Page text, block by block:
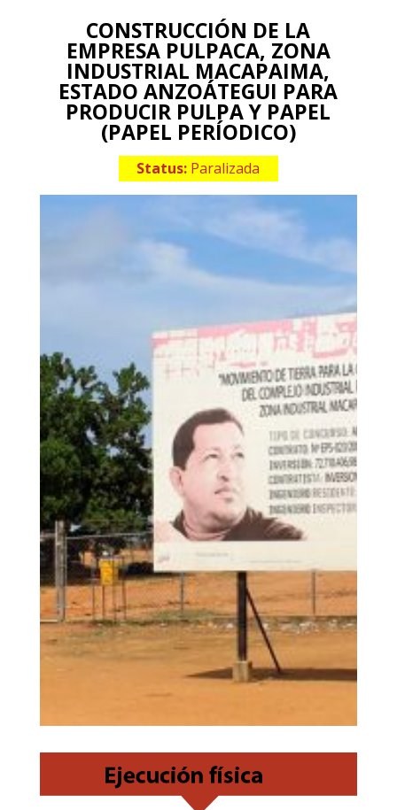
CONSTRUCCIÓN DE LA
EMPRESA PULPACA, ZONA
INDUSTRIAL MACAPAIMA,
ESTADO ANZOÁTEGUI PARA
PRODUCIR PULPA Y PAPEL
(PAPEL PERÍODICO)
Status: Paralizada